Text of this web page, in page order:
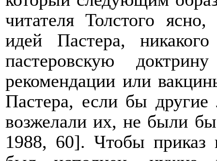
читателя Толстого
идей Пастера,
пастеровскую
рекомендации или
Пастера, если бы
возжелали их, не были
1988, 60]. Чтобы приказ